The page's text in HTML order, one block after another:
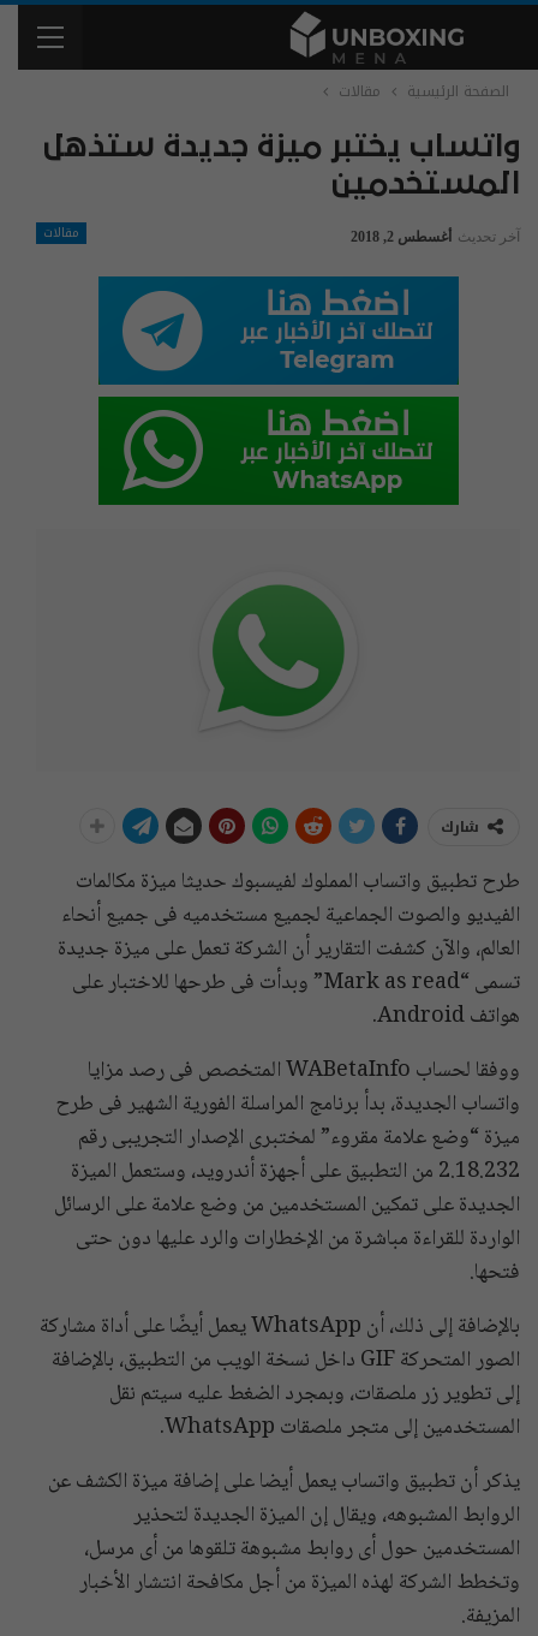
الصفحة الرئيسية مقالات
واتساب يختبر ميزة جديدة ستذهل
المستخدمين
مقالات آخر تحديث أغسطس 2, 2018
شارك
طرح تطبيق واتساب المملوك لفيسبوك حديثا ميزة مكالمات
الفيديو والصوت الجماعية لجميع مستخدميه فى جميع أنحاء
العالم، والآن كشفت التقارير أن الشركة تعمل على ميزة جديدة
تسمى “Mark as read” وبدأت فى طرحها للاختبار على
هواتف Android.
ووفقا لحساب WABetaInfo المتخصص فى رصد مزايا
واتساب الجديدة، بدأ برنامج المراسلة الفورية الشهير فى طرح
ميزة “وضع علامة مقروء” لمختبرى الإصدار التجريبى رقم
2.18.232 من التطبيق على أجهزة أندرويد، وستعمل الميزة
الجديدة على تمكين المستخدمين من وضع علامة على الرسائل
الواردة للقراءة مباشرة من الإخطارات والرد عليها دون حتى
فتحها.
بالإضافة إلى ذلك، أن WhatsApp يعمل أيضًا على أداة مشاركة
الصور المتحركة GIF داخل نسخة الويب من التطبيق، بالإضافة
إلى تطوير زر ملصقات، وبمجرد الضغط عليه سيتم نقل
المستخدمين إلى متجر ملصقات WhatsApp.
يذكر أن تطبيق واتساب يعمل أيضا على إضافة ميزة الكشف عن
الروابط المشبوهه، ويقال إن الميزة الجديدة لتحذير
المستخدمين حول أى روابط مشبوهة تلقوها من أى مرسل،
وتخطط الشركة لهذه الميزة من أجل مكافحة انتشار الأخبار
المزيفة.